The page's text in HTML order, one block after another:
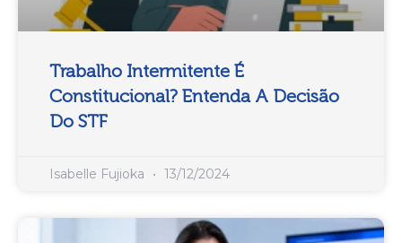
Trabalho Intermitente É
Constitucional? Entenda A Decisão
Do STF
Isabelle Fujioka 13/12/2024